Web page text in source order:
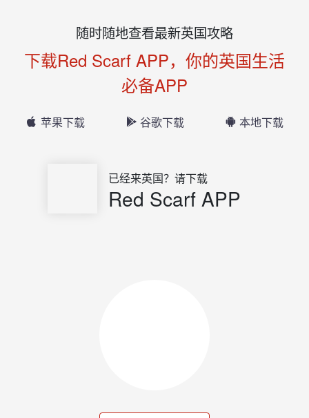
随时随地查看最新英国攻略
下载Red Scarf APP，你的英国生活
必备APP
苹果下载 谷歌下载 本地下载
已经来英国？请下载
Red Scarf APP